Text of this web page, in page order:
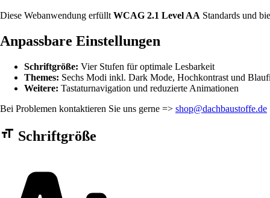
Diese Webanwendung erfüllt WCAG 2.1 Level AA Standards und
Anpassbare Einstellungen
Schriftgröße: Vier Stufen für optimale Lesbarkeit
Themes: Sechs Modi inkl. Dark Mode, Hochkontrast und
Weitere: Tastaturnavigation und reduzierte Animationen
Bei Problemen kontaktieren Sie uns gerne => shop@dachbaustoffe.de
Barrierefreiheit Einstellungen Formular
Schriftgröße